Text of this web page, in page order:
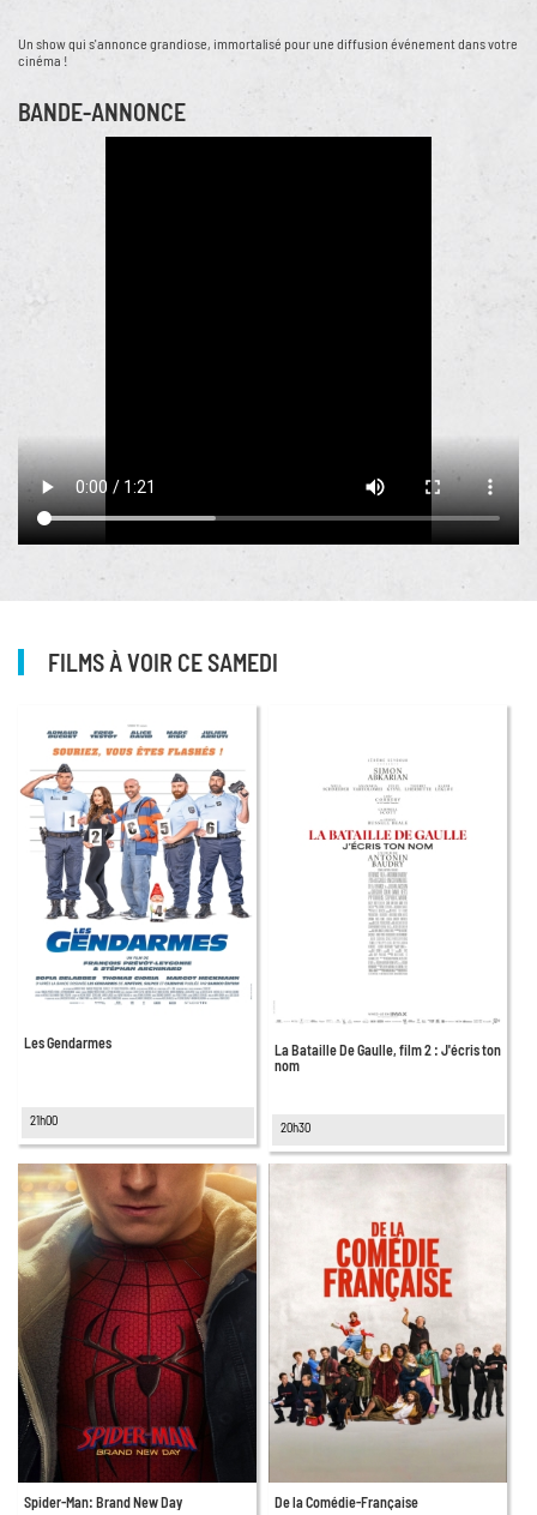
Un show qui s'annonce grandiose, immortalisé pour une diffusion événement dans votre
cinéma !
BANDE-ANNONCE
FILMS À VOIR CE SAMEDI
Les Gendarmes
21h00
La Bataille De Gaulle, film 2 : J'écris ton
nom
20h30
Spider-Man: Brand New Day De la Comédie-Française